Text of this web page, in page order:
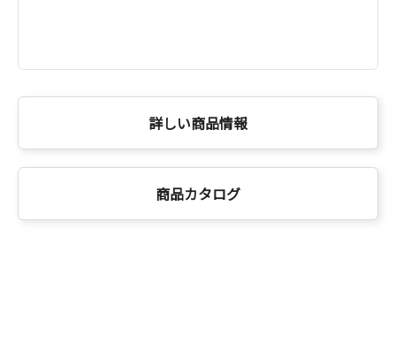
詳しい商品情報
商品カタログ